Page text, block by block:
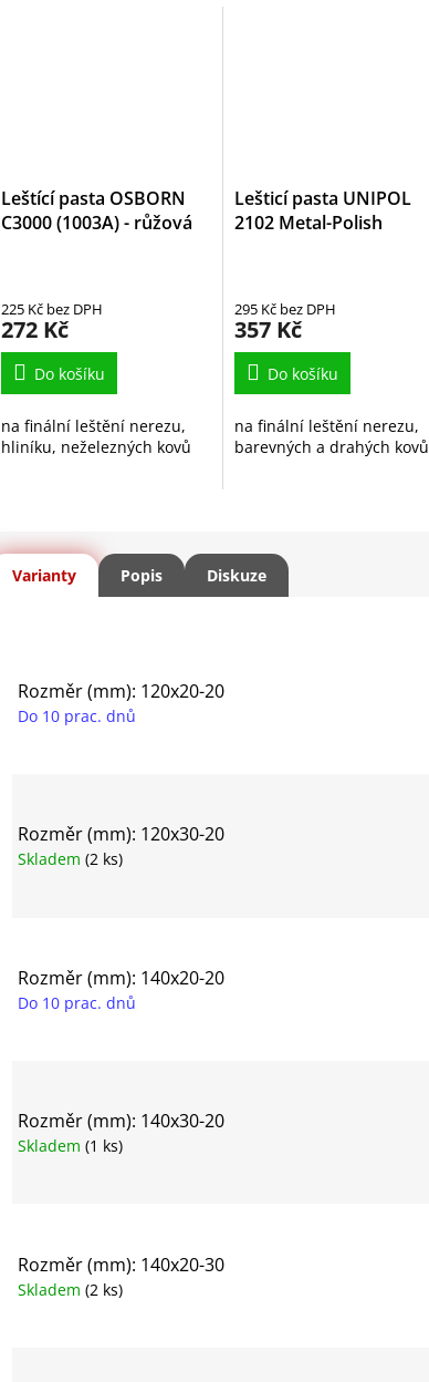
Leštící pasta OSBORN
C3000 (1003A) - růžová
225 Kč bez DPH
272 Kč
Do košíku
na finální leštění nerezu,
hliníku, neželezných kovů
Lešticí pasta UNIPOL
2102 Metal-Polish
295 Kč bez DPH
357 Kč
Do košíku
na finální leštění nerezu,
barevných a drahých kovů
Varianty Popis Diskuze
Rozměr (mm): 120x20-20
Do 10 prac. dnů
Rozměr (mm): 120x30-20
Skladem (2 ks)
Rozměr (mm): 140x20-20
Do 10 prac. dnů
Rozměr (mm): 140x30-20
Skladem (1 ks)
Rozměr (mm): 140x20-30
Skladem (2 ks)